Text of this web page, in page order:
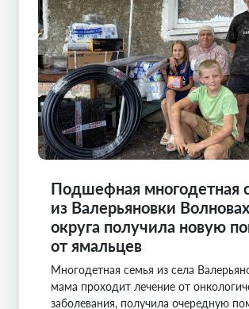
Подшефная многодетная
из Валерьяновки
округа получила новую
от ямальцев
Многодетная семья из села
мама проходит лечение от
заболевания, получила очередную